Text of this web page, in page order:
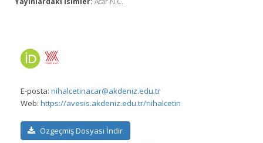
E-posta: nihalcetinacar@akdeniz.edu.tr
Web: https://avesis.akdeniz.edu.tr/nihalcetin
Özgeçmiş Dosyası İndir